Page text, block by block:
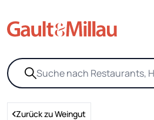
Zurück zu Weingut